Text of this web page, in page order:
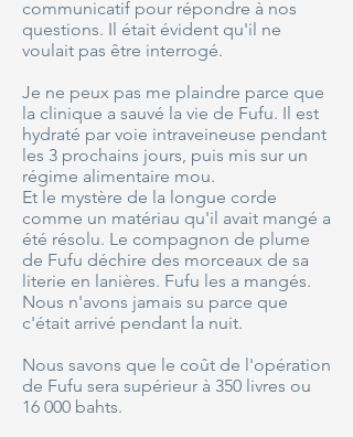
communicatif pour répondre à nos
questions. Il était évident qu'il ne
voulait pas être interrogé.
Je ne peux pas me plaindre parce que
la clinique a sauvé la vie de Fufu. Il est
hydraté par voie intraveineuse pendant
les 3 prochains jours, puis mis sur un
régime alimentaire mou.
Et le mystère de la longue corde
comme un matériau qu'il avait mangé a
été résolu. Le compagnon de plume
de Fufu déchire des morceaux de sa
literie en lanières. Fufu les a mangés.
Nous n'avons jamais su parce que
c'était arrivé pendant la nuit.
Nous savons que le coût de l'opération
de Fufu sera supérieur à 350 livres ou
16 000 bahts.